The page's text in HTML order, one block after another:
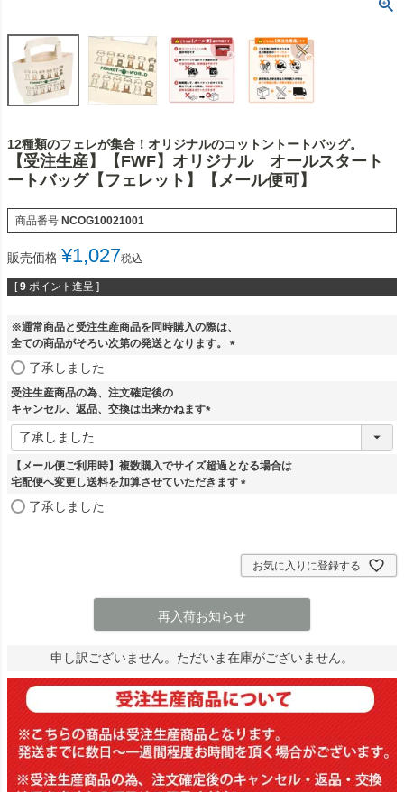
12種類のフェレが集合！オリジナルのコットントートバッグ。
【受注生産】【FWF】オリジナル オールスタート
ートバッグ【フェレット】【メール便可】
商品番号 NCOG10021001
販売価格 ¥1,027税込
[ 9 ポイント進呈 ]
※通常商品と受注生産商品を同時購入の際は、
全ての商品がそろい次第の発送となります。
了承しました
受注生産商品の為、注文確定後の
キャンセル、返品、交換は出来かねます
(
須
)
【メール便ご利用時】複数購入でサイズ超過となる場合は
宅配便へ変更し送料を加算させていただきます
了承しました
お気に入りに登録する
再入荷お知らせ
申し訳ございません。ただいま在庫がございません。